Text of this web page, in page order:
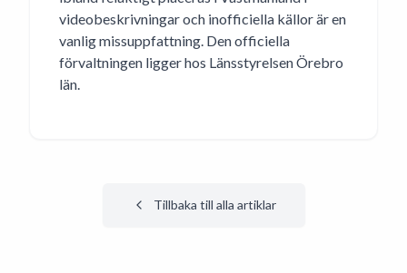
videobeskrivningar och inofficiella källor är en
vanlig missuppfattning. Den officiella
förvaltningen ligger hos Länsstyrelsen Örebro
län.
Tillbaka till alla artiklar